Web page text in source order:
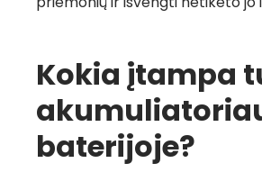
Kokia įtampa
baterijoje?